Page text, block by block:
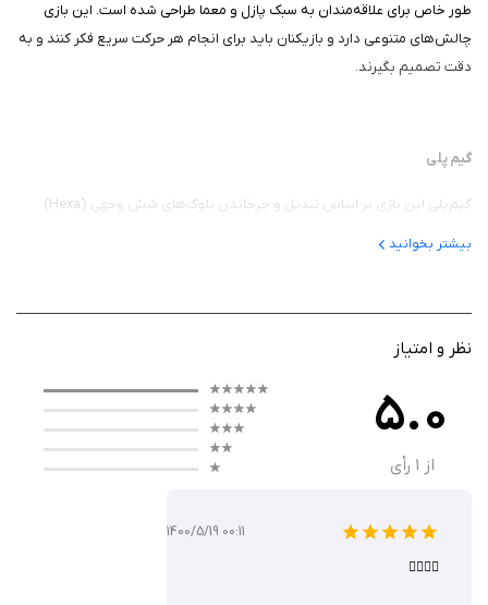
طور خاص برای علاقه‌مندان به سبک پازل و معما طراحی شده است. این بازی
چالش‌های متنوعی دارد و بازیکنان باید برای انجام هر حرکت سریع فکر کنند و به
دقت تصمیم بگیرند.
گیم پلی
گیم‌پلی این بازی بر اساس تبدیل و چرخاندن بلوک‌های شش وجهی (Hexa)
ویژگی‌ها
هر مرحله شامل موانع و چالش‌های منحصر‌به‌فردی است که برای عبور از
آن‌ها باید استراتژی مناسب را انتخاب کنید. این ویژگی باعث می‌شود که
بازی نه تنها برای بازیکنان تازه‌کار بلکه برای حرفه‌ای‌ها نیز جذاب باشد.
تا در حین حل معماها، احساس شادابی و نشاط کنند.
موسیقی متن ملایم و دلنشین بازی، جذابیت بازی را بیشتر می‌کند.
بیشتر بخوانید
نظر و امتیاز
5.0
از 1 رأی
1400/5/19 00:11
👍🏻👍🏻